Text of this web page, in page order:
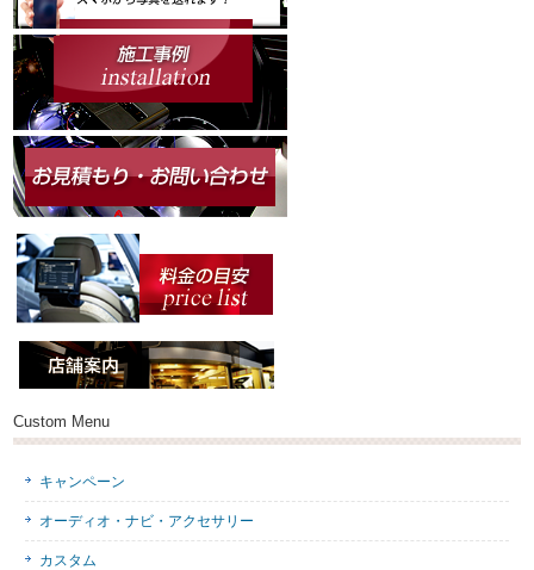
Custom Menu
キャンペーン
オーディオ・ナビ・アクセサリー
カスタム